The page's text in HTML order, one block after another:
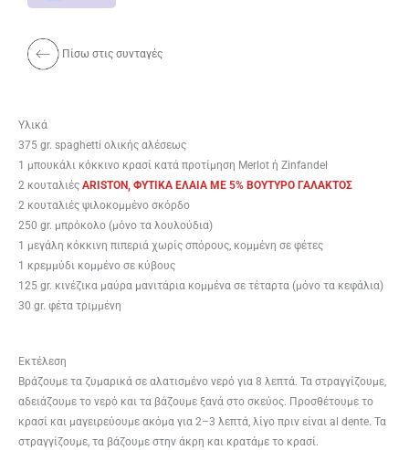
Πίσω στις συνταγές
Υλικά
375 gr. spaghet­ti ολικής αλέσεως
1 μπουκάλι κόκκινο κρασί κατά προτίμηση Mer­lot ή Zin­fan­del
2 κουταλιές ARISTON, ΦΥΤΙΚΑ ΕΛΑΙΑ ME 5% BOYTYΡΟ ΓΑΛΑΚΤΟΣ
2 κουταλιές ψιλοκομμένο σκόρδο
250 gr. μπρόκολο (μόνο τα λουλούδια)
1 μεγάλη κόκκινη πιπεριά χωρίς σπόρους, κομμένη σε φέτες
1 κρεμμύδι κομμένο σε κύβους
125 gr. κινέζικα μαύρα μανιτάρια κομμένα σε τέταρτα (μόνο τα κεφάλια)
30 gr. φέτα τριμμένη
Εκτέλεση
Βράζουμε τα ζυμαρικά σε αλατισμένο νερό για 8 λεπτά. Τα στραγγίζουμε,
αδειάζουμε το νερό και τα βάζουμε ξανά στο σκεύος. Προσθέτουμε το
κρασί και μαγειρεύουμε ακόμα για 2–3 λεπτά, λίγο πριν είναι al dente. Τα
στραγγίζουμε, τα βάζουμε στην άκρη και κρατάμε το κρασί.